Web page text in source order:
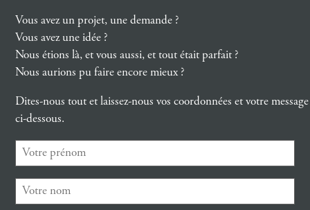
Vous avez un projet, une demande ?
Vous avez une idée ?
Nous étions là, et vous aussi, et tout était parfait ?
Nous aurions pu faire encore mieux ?
Dites-nous tout et laissez-nous vos coordonnées et votre message
ci-dessous.